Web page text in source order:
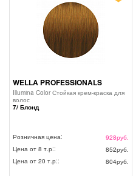
WELLA PROFESSIONALS
Illumina Color Стойкая крем-краска для
волос
7/ Блонд
Розничная цена: 928руб.
Цена от 8 т.р::
852руб.
Цена от 20 т.р::
804руб.